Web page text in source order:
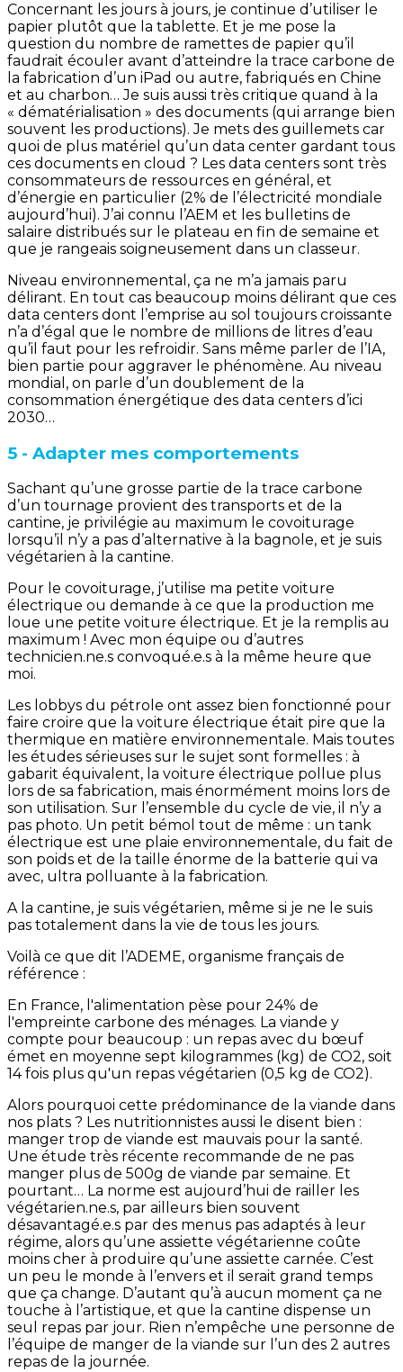
Concernant les jours à jours, je continue d’utiliser le
papier plutôt que la tablette. Et je me pose la
question du nombre de ramettes de papier qu’il
faudrait écouler avant d’atteindre la trace carbone de
la fabrication d’un iPad ou autre, fabriqués en Chine
et au charbon… Je suis aussi très critique quand à la
« dématérialisation » des documents (qui arrange bien
souvent les productions). Je mets des guillemets car
quoi de plus matériel qu’un data center gardant tous
ces documents en cloud ? Les data centers sont très
consommateurs de ressources en général, et
d’énergie en particulier (2% de l’électricité mondiale
aujourd’hui). J’ai connu l’AEM et les bulletins de
salaire distribués sur le plateau en fin de semaine et
que je rangeais soigneusement dans un classeur.
Niveau environnemental, ça ne m’a jamais paru
délirant. En tout cas beaucoup moins délirant que ces
data centers dont l’emprise au sol toujours croissante
n’a d’égal que le nombre de millions de litres d’eau
qu’il faut pour les refroidir. Sans même parler de l’IA,
bien partie pour aggraver le phénomène. Au niveau
mondial, on parle d’un doublement de la
consommation énergétique des data centers d’ici
2030…
5 - Adapter mes comportements
Sachant qu’une grosse partie de la trace carbone
d’un tournage provient des transports et de la
cantine, je privilégie au maximum le covoiturage
lorsqu’il n’y a pas d’alternative à la bagnole, et je suis
végétarien à la cantine.
Pour le covoiturage, j’utilise ma petite voiture
électrique ou demande à ce que la production me
loue une petite voiture électrique. Et je la remplis au
maximum ! Avec mon équipe ou d’autres
technicien.ne.s convoqué.e.s à la même heure que
moi.
Les lobbys du pétrole ont assez bien fonctionné pour
faire croire que la voiture électrique était pire que la
thermique en matière environnementale. Mais toutes
les études sérieuses sur le sujet sont formelles : à
gabarit équivalent, la voiture électrique pollue plus
lors de sa fabrication, mais énormément moins lors de
son utilisation. Sur l’ensemble du cycle de vie, il n’y a
pas photo. Un petit bémol tout de même : un tank
électrique est une plaie environnementale, du fait de
son poids et de la taille énorme de la batterie qui va
avec, ultra polluante à la fabrication.
A la cantine, je suis végétarien, même si je ne le suis
pas totalement dans la vie de tous les jours.
Voilà ce que dit l’ADEME, organisme français de
référence :
En France, l'alimentation pèse pour 24% de
l'empreinte carbone des ménages. La viande y
compte pour beaucoup : un repas avec du bœuf
émet en moyenne sept kilogrammes (kg) de CO2, soit
14 fois plus qu'un repas végétarien (0,5 kg de CO2).
Alors pourquoi cette prédominance de la viande dans
nos plats ? Les nutritionnistes aussi le disent bien :
manger trop de viande est mauvais pour la santé.
Une étude très récente recommande de ne pas
manger plus de 500g de viande par semaine. Et
pourtant… La norme est aujourd’hui de railler les
végétarien.ne.s, par ailleurs bien souvent
désavantagé.e.s par des menus pas adaptés à leur
régime, alors qu’une assiette végétarienne coûte
moins cher à produire qu’une assiette carnée. C’est
un peu le monde à l’envers et il serait grand temps
que ça change. D’autant qu’à aucun moment ça ne
touche à l’artistique, et que la cantine dispense un
seul repas par jour. Rien n’empêche une personne de
l’équipe de manger de la viande sur l’un des 2 autres
repas de la journée.